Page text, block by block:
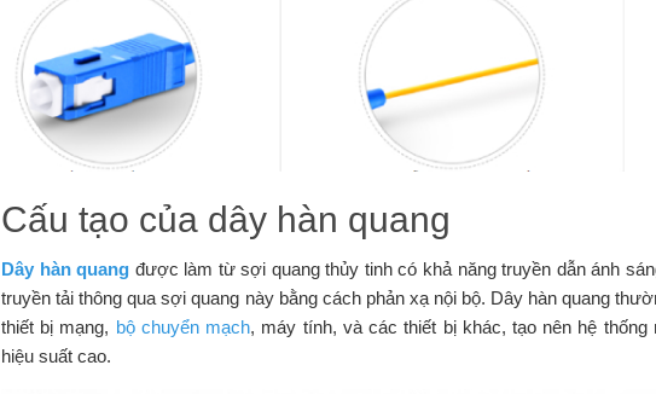
Cấu tạo của dây hàn quang
Dây hàn quang được làm từ sợi quang thủy tinh có khả năng truyền dẫn ánh
truyền tải thông qua sợi quang này bằng cách phản xạ nội bộ. Dây hàn quang
thiết bị mạng, bộ chuyển mạch, máy tính, và các thiết bị khác, tạo nên hệ thống
hiệu suất cao.